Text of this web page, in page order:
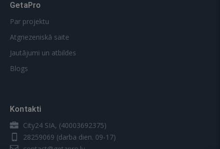
GetaPro
Par projektu
Atgriezeniskā saite
Jautājumi un atbildes
Blogs
Kontakti
City24 SIA, (40003692375)
28259069 (darba dien. 09-17)